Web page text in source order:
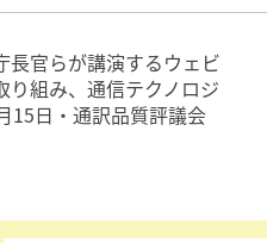
長官らが講演するウェビ
り組み、通信テクノロジ
日・通訳品質評議会